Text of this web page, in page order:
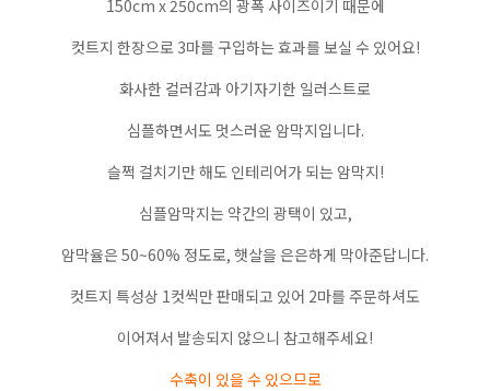
150cm x 250cm의 광폭 사이즈이기 때문에
컷트지 한장으로 3마를 구입하는 효과를 보실 수 있어요!
화사한 컬러감과 아기자기한 일러스트로
심플하면서도 멋스러운 암막지입니다.
슬쩍 걸치기만 해도 인테리어가 되는 암막지!
심플암막지는 약간의 광택이 있고,
암막율은 50~60% 정도로, 햇살을 은은하게 막아준답니다.
컷트지 특성상 1컷씩만 판매되고 있어 2마를 주문하셔도
이어져서 발송되지 않으니 참고해주세요!
수축이 있을 수 있으므로